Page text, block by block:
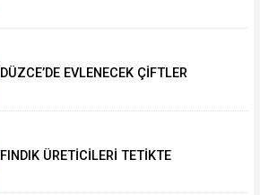
DÜZCE’DE EVLENECEK ÇİFTLER
FINDIK ÜRETİCİLERİ TETİKTE